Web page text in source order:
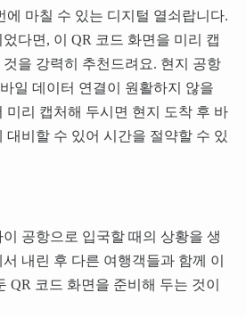
에 마칠 수 있는 디지털 열쇠랍니다.
다면, 이 QR 코드 화면을 미리 캡
을 강력히 추천드려요. 현지 공항
일 데이터 연결이 원활하지 않을
미리 캡처해 두시면 현지 도착 후 바
대비할 수 있어 시간을 절약할 수 있
공항으로 입국할 때의 상황을 생
내린 후 다른 여행객들과 함께 이
QR 코드 화면을 준비해 두는 것이